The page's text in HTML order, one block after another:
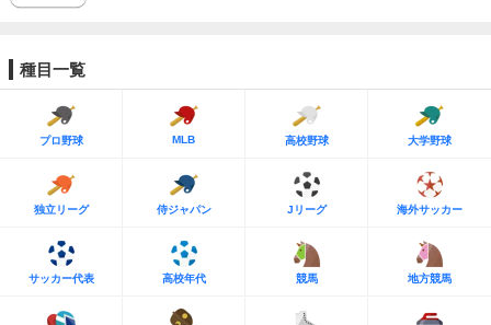
種目一覧
プロ野球 MLB 高校野球 大学野球
独立リーグ 侍ジャパン Jリーグ 海外サッカー
サッカー代表 高校年代 競馬 地方競馬